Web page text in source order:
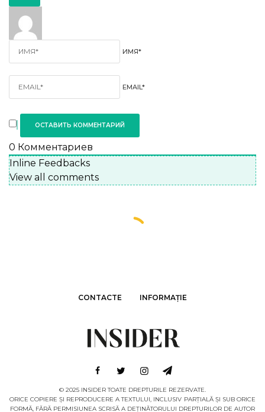
ИМЯ*
EMAIL*
0 Комментариев
Inline Feedbacks
View all comments
CONTACTE INFORMAȚIE
© 2025 INSIDER TOATE DREPTURILE REZERVATE.
ORICE COPIERE ȘI REPRODUCERE A TEXTULUI, INCLUSIV PARȚIALĂ ȘI SUB ORICE
FORMĂ, FĂRĂ PERMISIUNEA SCRISĂ A DEȚINĂTORULUI DREPTURILOR DE AUTOR